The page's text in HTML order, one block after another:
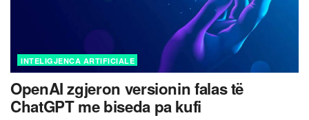
INTELIGJENCA ARTIFICIALE
OpenAI zgjeron versionin falas të
ChatGPT me biseda pa kufi